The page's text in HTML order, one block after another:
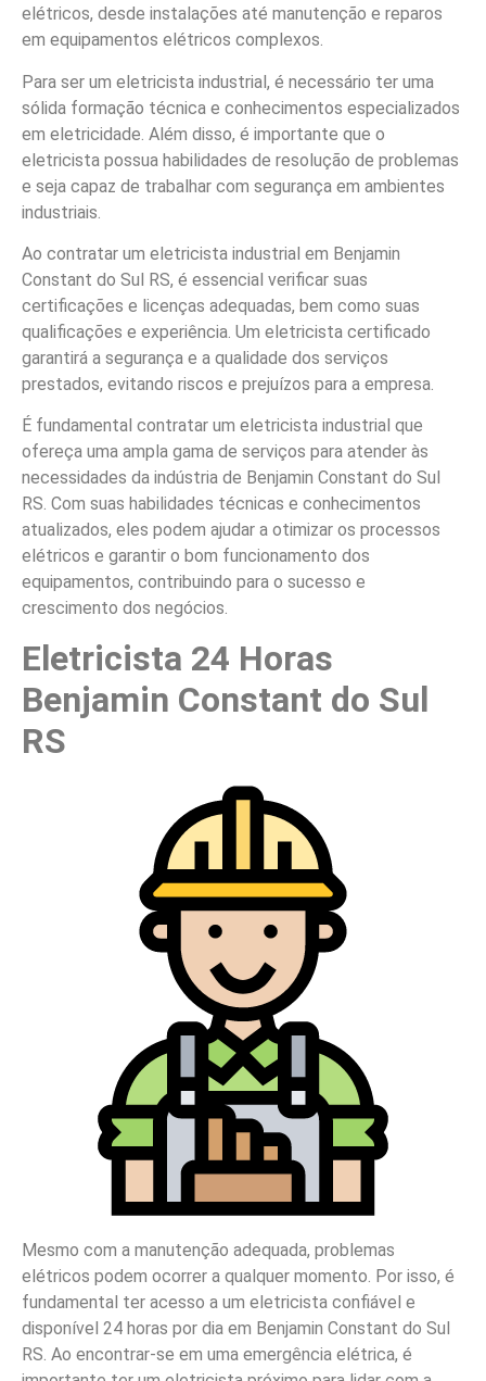
elétricos, desde instalações até manutenção e reparos
em equipamentos elétricos complexos.
Para ser um eletricista industrial, é necessário ter uma
sólida formação técnica e conhecimentos especializados
em eletricidade. Além disso, é importante que o
eletricista possua habilidades de resolução de problemas
e seja capaz de trabalhar com segurança em ambientes
industriais.
Ao contratar um eletricista industrial em Benjamin
Constant do Sul RS, é essencial verificar suas
certificações e licenças adequadas, bem como suas
qualificações e experiência. Um eletricista certificado
garantirá a segurança e a qualidade dos serviços
prestados, evitando riscos e prejuízos para a empresa.
É fundamental contratar um eletricista industrial que
ofereça uma ampla gama de serviços para atender às
necessidades da indústria de Benjamin Constant do Sul
RS. Com suas habilidades técnicas e conhecimentos
atualizados, eles podem ajudar a otimizar os processos
elétricos e garantir o bom funcionamento dos
equipamentos, contribuindo para o sucesso e
crescimento dos negócios.
Eletricista 24 Horas
Benjamin Constant do Sul
RS
Mesmo com a manutenção adequada, problemas
elétricos podem ocorrer a qualquer momento. Por isso, é
fundamental ter acesso a um eletricista confiável e
disponível 24 horas por dia em Benjamin Constant do Sul
RS. Ao encontrar-se em uma emergência elétrica, é